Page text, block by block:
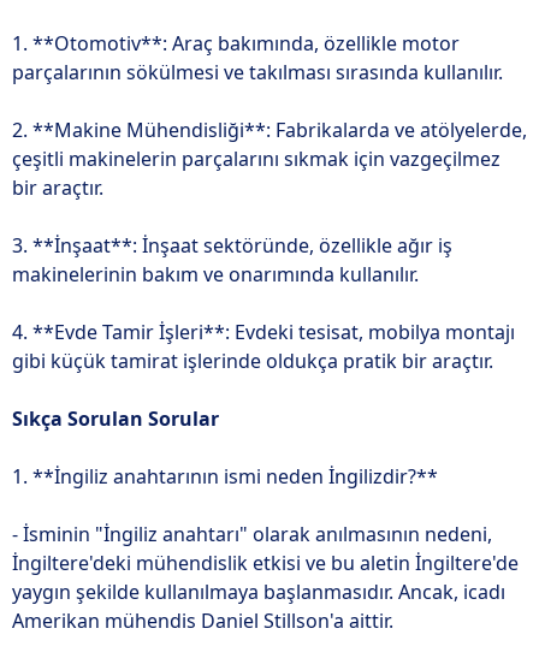
1. **Otomotiv**: Araç bakımında, özellikle motor
parçalarının sökülmesi ve takılması sırasında kullanılır.
2. **Makine Mühendisliği**: Fabrikalarda ve atölyelerde,
çeşitli makinelerin parçalarını sıkmak için vazgeçilmez
bir araçtır.
3. **İnşaat**: İnşaat sektöründe, özellikle ağır iş
makinelerinin bakım ve onarımında kullanılır.
4. **Evde Tamir İşleri**: Evdeki tesisat, mobilya montajı
gibi küçük tamirat işlerinde oldukça pratik bir araçtır.
Sıkça Sorulan Sorular
1. **İngiliz anahtarının ismi neden İngilizdir?**
- İsminin "İngiliz anahtarı" olarak anılmasının nedeni,
İngiltere'deki mühendislik etkisi ve bu aletin İngiltere'de
yaygın şekilde kullanılmaya başlanmasıdır. Ancak, icadı
Amerikan mühendis Daniel Stillson'a aittir.